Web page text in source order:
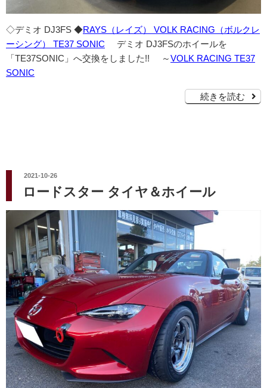
◇デミオ DJ3FS ◆RAYS（レイズ） VOLK RACING（ボルクレ
ーシング） TE37 SONIC デミオ DJ3FSのホイールを
「TE37SONIC」へ交換をしました!! ～VOLK RACING TE37
SONIC
続きを読む
投
日:
2021-10-26
ロードスター タイヤ＆ホイール